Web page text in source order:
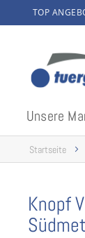
TOP
Inhalt
springen
Unsere
Startseite
Knopf